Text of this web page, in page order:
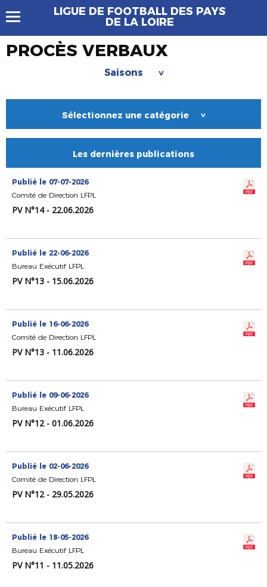
LIGUE DE FOOTBALL DES PAYS
DE LA LOIRE
PROCÈS VERBAUX
Saisons >
Sélectionnez une catégorie >
Les dernières publications
Publié le 07-07-2026
Comité de Direction LFPL
PV N°14 - 22.06.2026
Publié le 22-06-2026
Bureau Exécutif LFPL
PV N°13 - 15.06.2026
Publié le 16-06-2026
Comité de Direction LFPL
PV N°13 - 11.06.2026
Publié le 09-06-2026
Bureau Exécutif LFPL
PV N°12 - 01.06.2026
Publié le 02-06-2026
Comité de Direction LFPL
PV N°12 - 29.05.2026
Publié le 18-05-2026
Bureau Exécutif LFPL
PV N°11 - 11.05.2026